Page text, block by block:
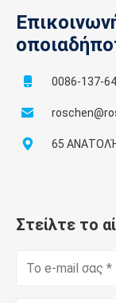
0086-137-
65 ΑΝΑΤΟΛΉ
Στείλτε το